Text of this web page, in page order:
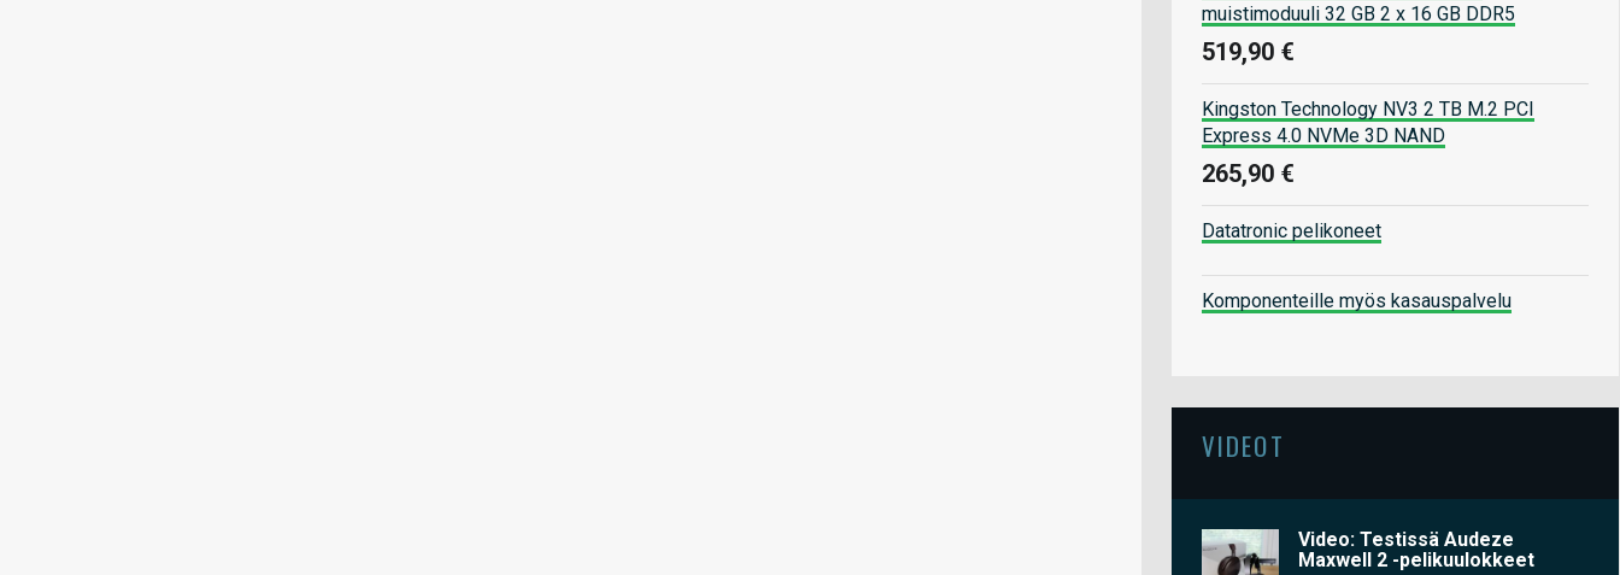
muistimoduuli 32 GB 2 x 16 GB DDR5
519,90 €
Kingston Technology NV3 2 TB M.2 PCI
Express 4.0 NVMe 3D NAND
265,90 €
Datatronic pelikoneet
Komponenteille myös kasauspalvelu
VIDEOT
Video: Testissä Audeze
Maxwell 2 -pelikuulokkeet